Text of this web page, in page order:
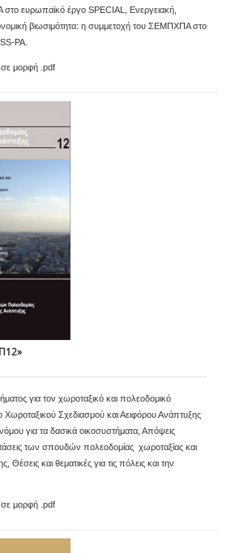
ευρωπαϊκό έργο SPECIAL, Ενεργειακή,
βιωσιμότητα: η συμμετοχή του ΣΕΜΠΧΠΑ στο
PA.
σε μορφή .pdf
για τον χωροταξικό και πολεοδομικό
Χωροταξικού Σχεδιασμού και Αειφόρου Ανάπτυξης
για τα δασικά οικοσυστήματα, Απόψεις
των σπουδών πολεοδομίας  χωροταξίας και
Θέσεις και θεματικές για τις πόλεις και την
σε μορφή .pdf